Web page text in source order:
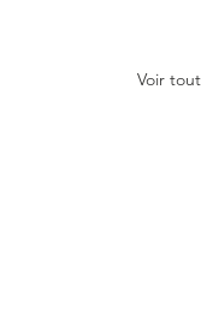
Voir tout